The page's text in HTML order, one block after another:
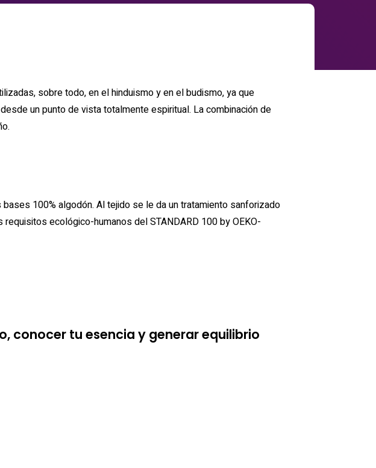
sobre todo, en el hinduismo y en el budismo, ya que
un punto de vista totalmente espiritual. La combinación de
100% algodón. Al tejido se le da un tratamiento sanforizado
ecológico-humanos del STANDARD 100 by OEKO-
conocer tu esencia y generar equilibrio